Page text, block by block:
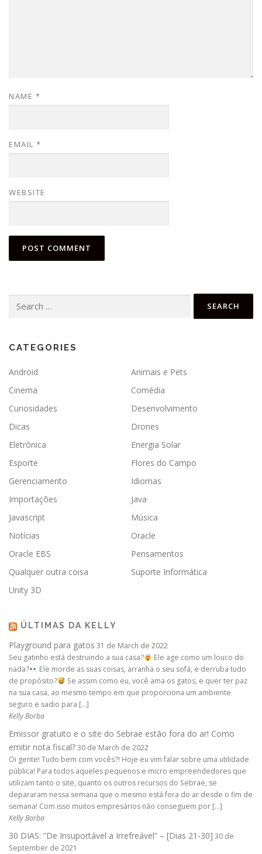
NAME *
EMAIL *
WEBSITE
for:
CATEGORIES
Android
Animais e Pets
Cinema
Comédia
Curiosidades
Desenvolvimento
Dicas
Drones
Eletrônica
Energia Solar
Esporte
Flores do Campo
Gerenciamento
Idiomas
Importações
Java
Javascript
Música
Notícias
Oracle
Oracle EBS
Pensamentos
Qualquer outra coisa
Suporte Informática
Unity 3D
ÚLTIMAS DA KELLY
Playground para gatos 31 de March de 2022
Seu gatinho está destruindo a sua casa?
Ele age como um louco do
nada?
Ele morde as suas coisas, arranha o seu sofá, e derruba tudo
de propósito?
Se assim como eu, você ama os gatos, e quer ter paz
na sua casa, ao mesmo tempo em que proporciona um ambiente
seguro e sadio para […]
Kelly Borba
Emissor gratuito e o site do Sebrae estão fora do ar! Como
emitir nota fiscal?30 de March de 2022
Oi gente! Tudo bem com vocês?! Hoje eu vim falar sobre uma utilidade
pública! Para todos aqueles pequenos e micro empreendedores que
utilizam tanto o site, quanto os outros recursos do Sebrae, se
depararam nessa semana que o mesmo está fora do ar desde o fim de
semana! Com isso muitos empresários não conseguem por […]
Kelly Borba
30 DIAS: ”De Insuportável a Irrefreável” – [Dias 21-30] 30 de
September de 2021